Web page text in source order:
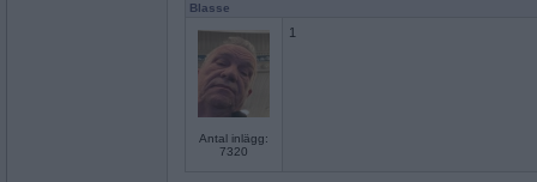
Blasse
Antal inlägg:
7320
1